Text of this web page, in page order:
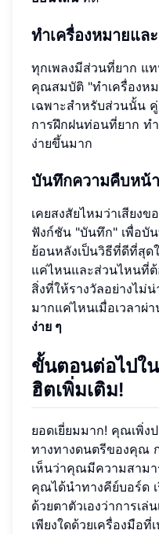
ทำเครื่องหมายแล
ทุกเพลงมีส่วนที่ยาก แ
คุณสมบัติ "ทำเครื่องหม
เฉพาะสำหรับส่วนนั้น
การฝึกฝนท่อนที่ยาก ท
ง่ายขึ้นมาก
บันทึกความคืบหน้
เคยสงสัยไหมว่าเสียง
ฟังก์ชัน "บันทึก" เพื่อบั
ย้อนหลังเป็นวิธีที่ดีที่สุด
แค่ไหนและส่วนไหนที่ต้
สิ่งที่ให้รางวัลอย่างไม่
มากแค่ไหนเมื่อเวลาผ่
ง่าย ๆ
ขั้นตอนต่อไปใน
ฮิตเพิ่มเติม!
ยอดเยี่ยมมาก! คุณเพิ่ง
ทางทางดนตรีของคุณ
เห็นว่าคุณมีความสาม
คุณได้นำทางคีย์บอร์ด
ด้วยตาตัวเองว่าการเล่
เพียงใดด้วยเครื่องมือที่